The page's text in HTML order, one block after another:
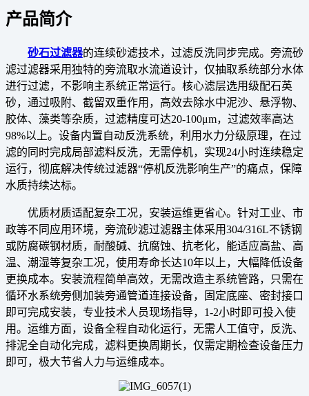
产品简介
砂石过滤器的连续砂滤技术，过滤反洗同步完成。旁流砂
滤过滤器采用独特的旁流取水流道设计，仅抽取系统部分水体
进行过滤，不影响主系统正常运行。核心滤层选用级配石英
砂，通过吸附、截留双重作用，高效去除水中泥沙、悬浮物、
胶体、藻类等杂质，过滤精度可达20-100μm，过滤效率高达
98%以上。设备内置自动反洗系统，利用水力分级原理，在过
滤的同时完成局部滤料反洗，无需停机，实现24小时连续稳定
运行，彻底解决传统过滤器“停机反洗影响生产”的痛点，保障
水质持续达标。
优质材质适配复杂工况，安装运维更省心。针对工业、市
政等不同应用环境，旁流砂滤过滤器主体采用304/316L不锈钢
或防腐碳钢材质，耐酸碱、抗腐蚀、抗老化，能适应高盐、高
温、潮湿等复杂工况，使用寿命长达10年以上，大幅降低设备
更换成本。安装流程简单高效，无需改造主系统管路，只需在
循环水系统旁侧加装旁通管道连接设备，固定底座、密封接口
即可完成安装，专业技术人员现场指导，1-2小时即可投入使
用。运维方面，设备全程自动化运行，无需人工值守，反洗、
排泥全自动化完成，滤料更换周期长，仅需定期检查设备压力
即可，极大节省人力与运维成本。